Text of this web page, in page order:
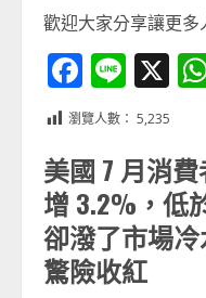
歡迎大家分享讓更多
Line
X
瀏覽人數： 5,235
美國 7 月消
增 3.2%，低
卻潑了市場
驚險收紅